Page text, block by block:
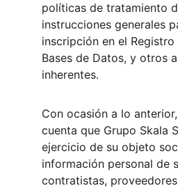
políticas de tratamiento
instrucciones generales
inscripción en el
Bases de Datos, y otros
inherentes.
Con ocasión a lo
cuenta que Grupo Skala
ejercicio de su objeto
información personal de
contratistas,